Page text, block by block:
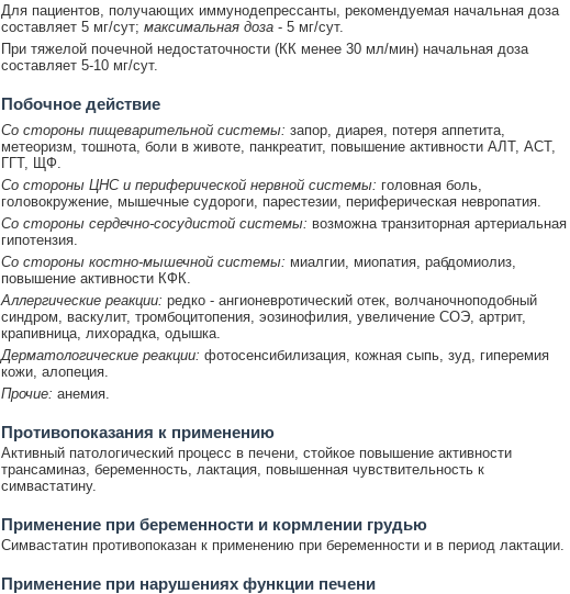
Для пациентов, получающих иммунодепрессанты, рекомендуемая начальная доза
составляет 5 мг/сут; максимальная доза- 5 мг/сут.
При тяжелой почечной недостаточности (КК менее 30 мл/мин) начальная доза
составляет 5-10 мг/сут.
Побочное действие
Со стороны пищеварительной системы: запор, диарея, потеря аппетита,
метеоризм, тошнота, боли в животе, панкреатит, повышение активности АЛТ, АСТ,
ГГТ, ЩФ.
Со стороны ЦНС и периферической нервной системы: головная боль,
головокружение, мышечные судороги, парестезии, периферическая невропатия.
Со стороны сердечно-сосудистой системы: возможна транзиторная артериальная
гипотензия.
Со стороны костно-мышечной системы: миалгии, миопатия, рабдомиолиз,
повышение активности КФК.
Аллергические реакции: редко - ангионевротический отек, волчаночноподобный
синдром, васкулит, тромбоцитопения, эозинофилия, увеличение СОЭ, артрит,
крапивница, лихорадка, одышка.
Дерматологические реакции: фотосенсибилизация, кожная сыпь, зуд, гиперемия
кожи, алопеция.
Прочие: анемия.
Противопоказания к применению
Активный патологический процесс в печени, стойкое повышение активности
трансаминаз, беременность, лактация, повышенная чувствительность к
симвастатину.
Применение при беременности и кормлении грудью
Симвастатин противопоказан к применению при беременности и в период лактации.
Применение при нарушениях функции печени